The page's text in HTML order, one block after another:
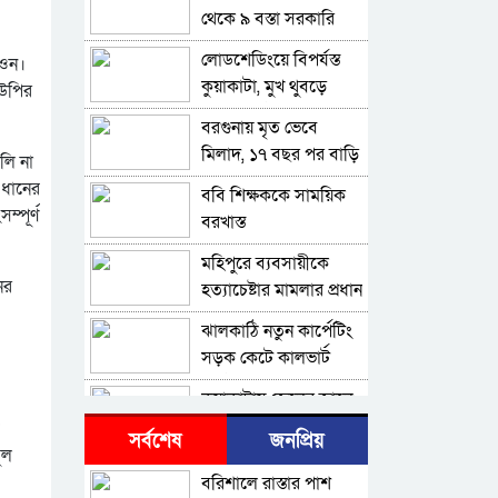
না
থেকে ৯ বস্তা সরকারি
কম্বল উদ্ধার
লোডশেডিংয়ে বিপর্যস্ত
কুয়াকাটা, মুখ থুবড়ে
পড়ছে পর্যটন ব্যবসা
বরগুনায় মৃত ভেবে
মিলাদ, ১৭ বছর পর বাড়ি
ফিরলেন আলমগীর
ববি শিক্ষককে সাময়িক
বরখাস্ত
মহিপুরে ব্যবসায়ীকে
হত্যাচেষ্টার মামলার প্রধান
আসামি গ্রেপ্তার
ঝালকাঠি নতুন কার্পেটিং
সড়ক কেটে কালভার্ট
নির্মাণ
কুয়াকাটায় জেলের জালে
ধরা পড়লো দৃষ্টিনন্দন
লাল কোট ফিস
বরিশালে বকেয়া
সর্বশেষ জনপ্রিয়
বরিশালে রাস্তার পাশ